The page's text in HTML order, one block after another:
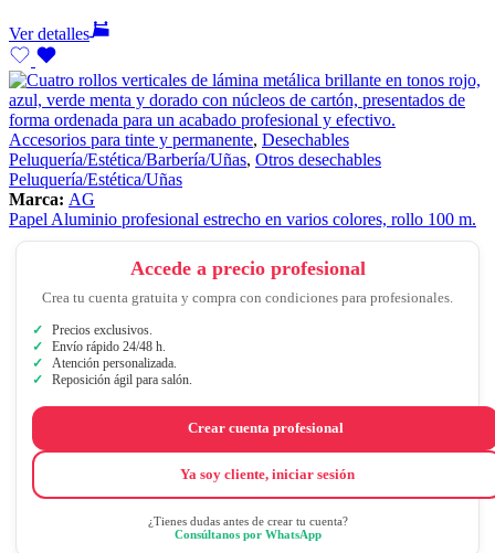
Ver detalles
Accesorios para tinte y permanente, Desechables
Peluquería/Estética/Barbería/Uñas, Otros desechables
Peluquería/Estética/Uñas
Marca: AG
Papel Aluminio profesional estrecho en varios colores, rollo 100 m.
Accede a precio profesional
Crea tu cuenta gratuita y compra con condiciones para profesionales.
Precios exclusivos.
Envío rápido 24/48 h.
Atención personalizada.
Reposición ágil para salón.
Crear cuenta profesional
Ya soy cliente, iniciar sesión
¿Tienes dudas antes de crear tu cuenta?
Consúltanos por WhatsApp